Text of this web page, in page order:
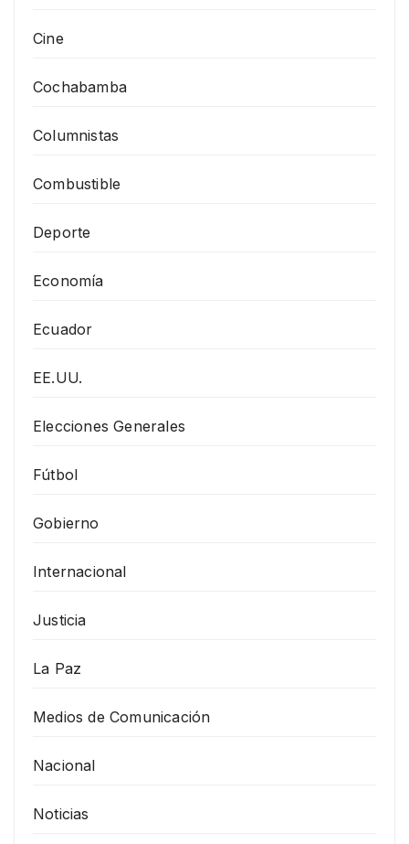
Cine
Cochabamba
Columnistas
Combustible
Deporte
Economía
Ecuador
EE.UU.
Elecciones Generales
Fútbol
Gobierno
Internacional
Justicia
La Paz
Medios de Comunicación
Nacional
Noticias